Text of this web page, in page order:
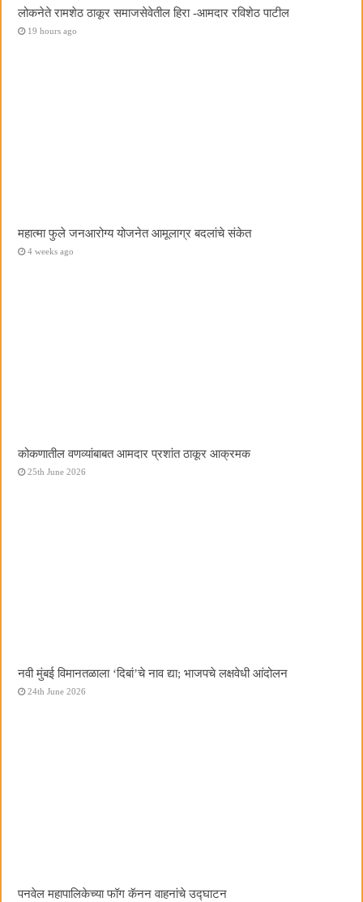
लोकनेते रामशेठ ठाकूर समाजसेवेतील हिरा -आमदार रविशेठ पाटील
19 hours ago
महात्मा फुले जनआरोग्य योजनेत आमूलाग्र बदलांचे संकेत
4 weeks ago
कोकणातील वणव्यांबाबत आमदार प्रशांत ठाकूर आक्रमक
25th June 2026
नवी मुंबई विमानतळाला ‌‘दिबां‌’चे नाव द्या; भाजपचे लक्षवेधी आंदोलन
24th June 2026
पनवेल महापालिकेच्या फॉग कॅनन वाहनांचे उद्घाटन